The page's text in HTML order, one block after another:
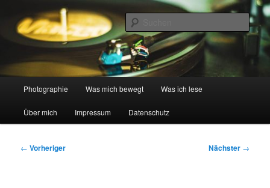
primären
Inhalt
Wilfried spricht Foto …
digital und analog
Photographie Was mich bewegt Was ich lese
Über mich Impressum Datenschutz
Beitragsnavigation
← Vorheriger Nächster →